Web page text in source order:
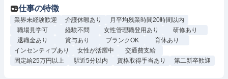
仕事の特徴
業界未経験歓迎 介護休暇あり
月平均残業時間20時間以内
職場見学可
経験不問 女性管理職登用あり
研修あり
退職金あり
賞与あり ブランクOK
育休あり
インセンティブあり
女性が活躍中
交通費支給
固定給25万円以上
駅近5分以内 資格取得手当あり 第二新卒歓迎